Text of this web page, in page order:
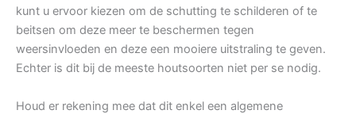
kunt u ervoor kiezen om de schutting te schilderen of te
beitsen om deze meer te beschermen tegen
weersinvloeden en deze een mooiere uitstraling te geven.
Echter is dit bij de meeste houtsoorten niet per se nodig.
Houd er rekening mee dat dit enkel een algemene